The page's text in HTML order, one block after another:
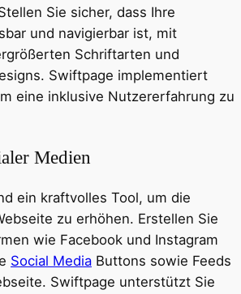
Sie sicher, dass Ihre
und navigierbar ist, mit
Schriftarten und
Swiftpage implementiert
eine inklusive Nutzererfahrung zu
Medien
ein kraftvolles Tool, um die
zu erhöhen. Erstellen Sie
wie Facebook und Instagram
Social Media Buttons sowie Feeds
Swiftpage unterstützt Sie